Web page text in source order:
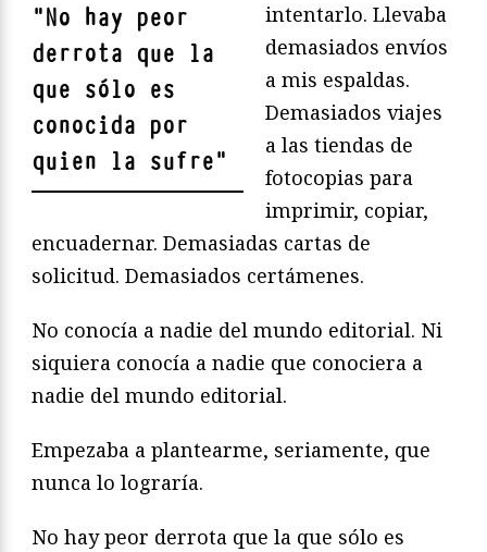
"No hay peor
derrota que la
que sólo es
conocida por
quien la sufre"
intentarlo. Llevaba
demasiados envíos
a mis espaldas.
Demasiados viajes
a las tiendas de
fotocopias para
imprimir, copiar,
encuadernar. Demasiadas cartas de
solicitud. Demasiados certámenes.
No conocía a nadie del mundo editorial. Ni
siquiera conocía a nadie que conociera a
nadie del mundo editorial.
Empezaba a plantearme, seriamente, que
nunca lo lograría.
No hay peor derrota que la que sólo es